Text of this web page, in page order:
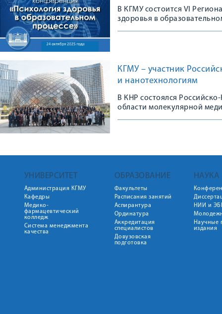
В КГМУ состоится VI
здоровья в
КГМУ – участник
и нанотехнологиям
В КНР состоялся
области молекулярной
УНИВЕРСИТЕТ
Администрация КГМУ
Кафедры
Медико-
фармацевтический
колледж
Система менеджмента
качества
ОБРАЗОВАНИЕ
Факультеты
Расписания занятий
Аспирантура
Ординатура
Аккредитация
специалистов
Довузовская
подготовка
НАУКА
НИИ и
Научные
издания